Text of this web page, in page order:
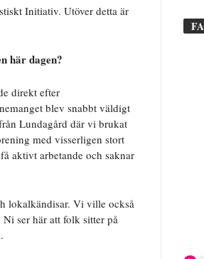
Initiativ. Utöver detta är
här dagen?
direkt efter
blev snabbt väldigt
Lundagård där vi brukat
med visserligen stort
aktivt arbetande och saknar
lokalkändisar. Vi ville också
ser här att folk sitter på